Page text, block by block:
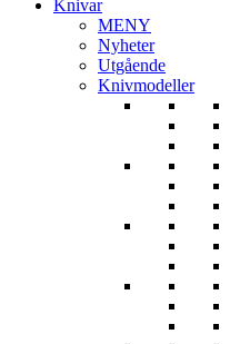
Knivar
MENY
Nyheter
Utgående
Knivmodeller